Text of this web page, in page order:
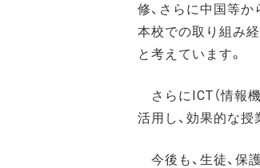
修、さらに中国等
本校での取り組み
と考えています。
さらにICT（情報
活用し、効果的な授
今後も、生徒、保